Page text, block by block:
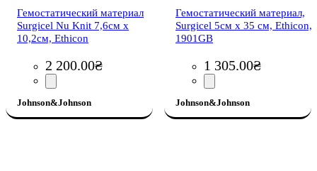
Гемостатический материал
Surgicel Nu Knit 7,6см х
10,2см, Ethicon
2 200.00₴
Johnson&Johnson
Гемостатический материал,
Surgicel 5см х 35 см, Ethicon,
1901GB
1 305.00₴
Johnson&Johnson